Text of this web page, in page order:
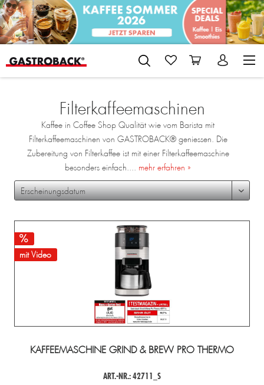
Filterkaffeemaschinen
Kaffee in Coffee Shop Qualität wie vom Barista mit
Filterkaffeemaschinen von GASTROBACK® geniessen. Die
Zubereitung von Filterkaffee ist mit einer Filterkaffeemaschine
besonders einfach.... mehr erfahren »
mit Video
KAFFEEMASCHINE GRIND & BREW PRO THERMO
ART.-NR.: 42711_S